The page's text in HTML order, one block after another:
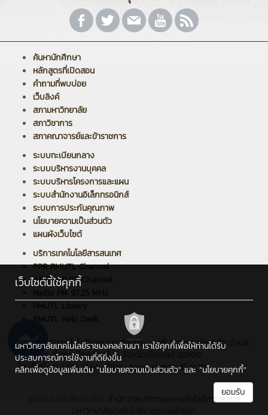
ค้นหานักศึกษา
หลักสูตรที่เปิดสอน
คำถามที่พบบ่อย
เว็บลิงค์
สภามหาวิทยาลัย
สภาวิชาการ
สภาคณาจารย์และข้าราชการ
ระบบทะเบียนกลาง
ระบบบริหารงานบุคคล
ระบบบริหารโครงการและแผน
ระบบสำนักงานอิเล็กทรอนิกส์
ระบบการประกันคุณภาพ
นโยบายความเป็นส่วนตัว
แผนผังเว็บไซต์
บริการเทคโนโลยีสารสนเทศ
PPR RMUTL Channel
ARIT RMUTL Channel
Radio FM 97.25 MHz
มหาวิทยาลัยเทคโนโลยีราชมงคลล้านนา : เลขที่ 128 ถนนห้วยแก้ว ตำบล
ช้างเผือก อำเภอเมืองเชียงใหม่ จังหวัดเชียงใหม่ 50300
โทรศัพท์ : 0 5392 1444 , อีเมล : saraban@rmutl.ac.th
เว็บไซต์นี้ใช้คุกกี้
มหาวิทยาลัยเทคโนโลยีราชมงคลล้านนา เราใช้คุกกี้เพื่อให้ท่านได้รับ
ประสบการณ์การใช้งานที่ดียิ่งขึ้น
คลิกเพื่อดูข้อมูลเพิ่มเติม "นโยบายความเป็นส่วนตัว" และ "นโยบายคุกกี้"
ยอมรับ
สำนักวิทยบริการและเทคโนโลยีสารสนเทศ